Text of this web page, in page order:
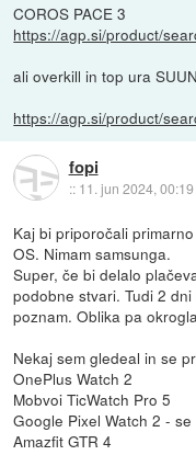
COROS PACE 3
https://agp.si/product/
ali overkill in top ura
https://agp.si/product/
fopi
:: 11. jun 2024, 00:19
Kaj bi priporočali
OS. Nimam samsunga.
Super, če bi delalo
podobne stvari. Tudi 2
poznam. Oblika pa
Nekaj sem gledeal in se
OnePlus Watch 2
Mobvoi TicWatch Pro 5
Google Pixel Watch 2 -
Amazfit GTR 4